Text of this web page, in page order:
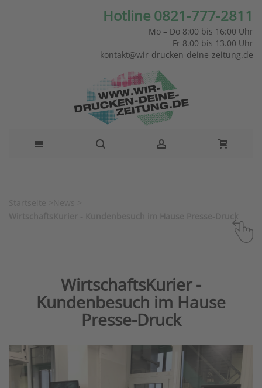
Hotline 0821-777-2811
Mo – Do 8:00 bis 16:00 Uhr
Fr 8.00 bis 13.00 Uhr
kontakt@wir-drucken-deine-zeitung.de
WirtschaftsKurier -
Kundenbesuch im Hause
Presse-Druck